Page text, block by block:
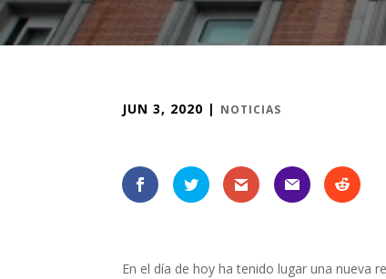
JUN 3, 2020 | NOTICIAS
En el día de hoy ha tenido lugar una nueva